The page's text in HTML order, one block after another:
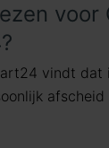
voor
vindt dat